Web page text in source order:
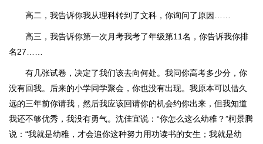
高二，我告诉你我从理科转到了文科，你询问了原因……
高三，我告诉你第一次月考我考了年级第11名，你告诉我你排
名27……
有几张试卷，决定了我们该去向何处。我问你高考多少分，你
没有回我。后来的小学同学聚会，你也没有出现。我原本可以借久
远的三年前你请我，然后我应该回请你的机会约你出来，但我知道
我还不够优秀，我没有勇气。沈佳宜说：“你怎么这么幼稚？”柯景腾
说：“我就是幼稚，才会追你这种努力用功读书的女生；我就是幼